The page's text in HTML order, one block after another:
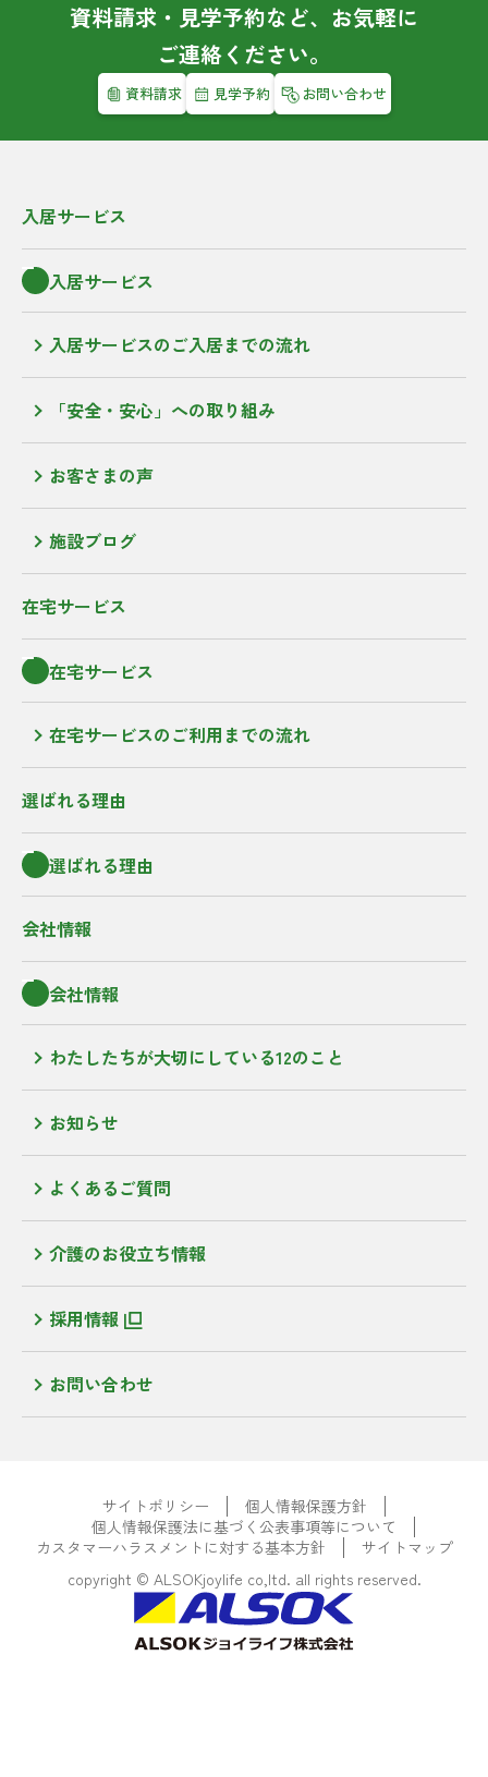
資料請求・見学予約など、お気軽に
ご連絡ください。
資料請求 見学予約 お問い合わせ
入居サービス
入居サービス
入居サービスのご入居までの流れ
「安全・安心」への取り組み
お客さまの声
施設ブログ
在宅サービス
在宅サービス
在宅サービスのご利用までの流れ
選ばれる理由
選ばれる理由
会社情報
会社情報
わたしたちが大切にしている12のこと
お知らせ
よくあるご質問
介護のお役立ち情報
採用情報
お問い合わせ
サイトポリシー
個人情報保護方針
個人情報保護法に基づく公表事項等について
カスタマーハラスメントに対する基本方針
サイトマップ
copyright © ALSOKjoylife co,ltd. all rights reserved.